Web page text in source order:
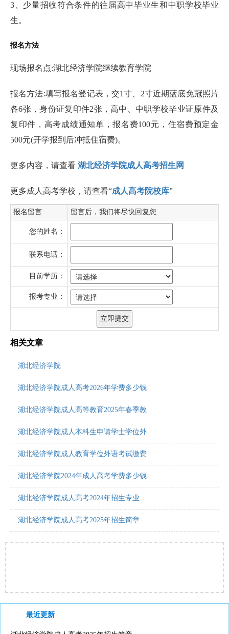
3、少量招收符合条件的往届高中毕业生和中职学校毕业
生。
报名方法
现场报名点:湖北经济学院继续教育学院
报名方法:填写报名登记表，交1寸、2寸近期蓝底免冠照片
各6张，身份证复印件2张，高中、中职学校毕业证原件及
复印件，高考成绩通知单，报名费100元，住宿费预定金
500元(开学报到后冲抵住宿费)。
更多内容，请查看 湖北经济学院成人高考招生网
更多成人高考学校，请查看“成人高考院校库”
报名留言 留言后，我们将尽快回复您
您的姓名：
联系电话：
目前学历：
报考专业：
相关文章
湖北经济学院
湖北经济学院成人高考2026年学费多少钱
湖北经济学院成人高等教育2025年春季教
湖北经济学院成人本科生申请学士学位外
湖北经济学院成人教育学位外语考试缴费
湖北经济学院2024年成人高考学费多少钱
湖北经济学院成人高考2024年招生专业
湖北经济学院成人高考2025年招生简章
最近更新